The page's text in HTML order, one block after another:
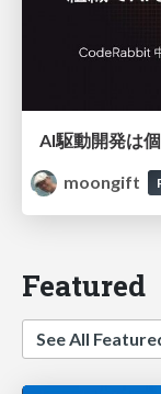
moongift
Featured
See All